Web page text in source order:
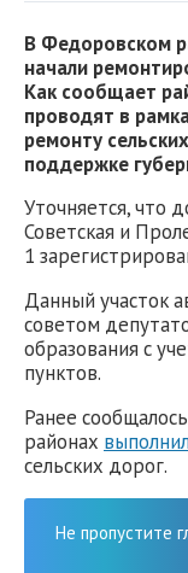
В Федоровском
начали
Как сообщает
проводят в
ремонту
поддержке
Уточняется, что
Советская и
1
Данный участок
советом
образования с
пунктов.
Ранее
районах
сельских дорог.
Не пропустите